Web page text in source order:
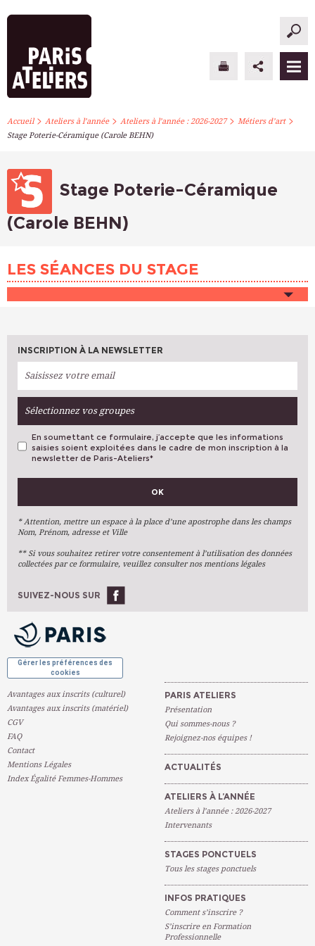
PARIS ATELIERS
ATELIERS À L’ANNÉE
STAGES PONCTUELS
S’INSCRIRE
Accueil> Ateliers à l’année> Ateliers à l’année : 2026-2027> Métiers d’art>
Stage Poterie-Céramique (Carole BEHN)
Stage Poterie-Céramique
(Carole BEHN)
LES SÉANCES DU STAGE
INSCRIPTION À LA NEWSLETTER
Sélectionnez vos groupes
VOS PRÉFÉRENCES
Arts Plastiques
Arts Du Texte
Arts Numériques
Ateliers À L'année
En soumettant ce formulaire, j’accepte que les informations
saisies soient exploitées dans le cadre de mon inscription à la
newsletter de Paris-Ateliers*
OK
* Attention, mettre un espace à la place d’une apostrophe dans les champs
Nom, Prénom, adresse et Ville
** Si vous souhaitez retirer votre consentement à l’utilisation des données
collectées par ce formulaire, veuillez consulter nos mentions légales
SUIVEZ-NOUS SUR
Gérer les préférences des
cookies
Avantages aux inscrits (culturel)
Avantages aux inscrits (matériel)
CGV
FAQ
Contact
Mentions Légales
Index Égalité Femmes-Hommes
PARIS ATELIERS
Présentation
Qui sommes-nous ?
Rejoignez-nos équipes !
ACTUALITÉS
ATELIERS À L’ANNÉE
Ateliers à l’année : 2026-2027
Intervenants
STAGES PONCTUELS
Tous les stages ponctuels
INFOS PRATIQUES
Comment s’inscrire ?
S’inscrire en Formation
Professionnelle